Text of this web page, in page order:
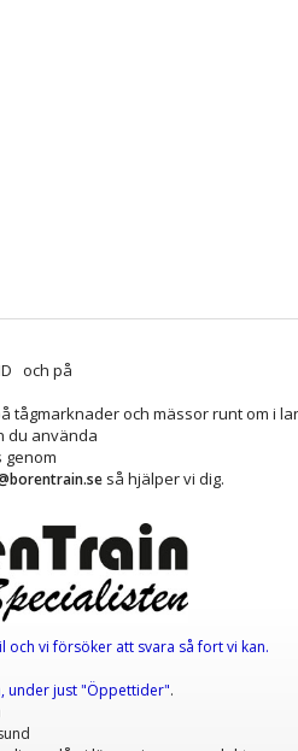
och på
tågmarknader och mässor runt om i
du använda
genom
så hjälper vi dig.
och vi försöker att svara så fort vi kan.
under just "Öppettider".